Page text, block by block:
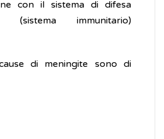
con il sistema di difesa
(sistema immunitario)
di meningite sono di